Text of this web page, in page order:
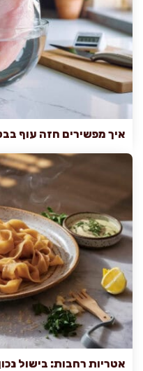
איך מפשירים חזה עוף
אטריות רחבות: בישול